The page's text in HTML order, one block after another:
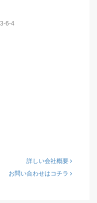
6-4
詳しい会社概要
お問い合わせはコチラ